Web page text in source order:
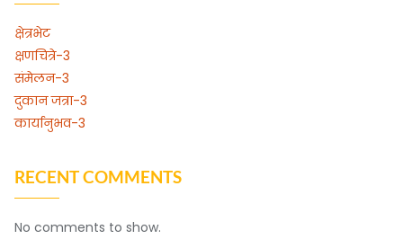
क्षेत्रभेट
क्षणचित्रे-3
संमेलन-3
दुकान जत्रा-3
कार्यानुभव-3
RECENT COMMENTS
No comments to show.